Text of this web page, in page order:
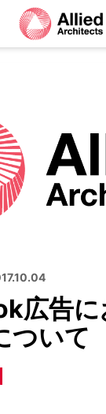
広告に
ついて